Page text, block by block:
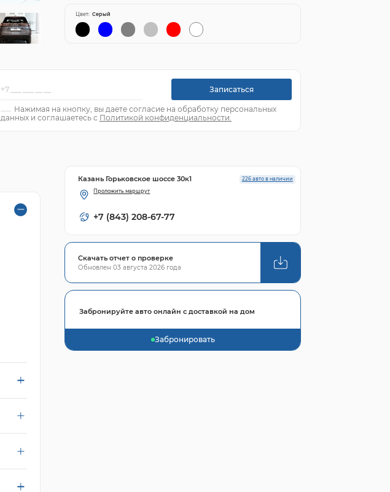
Цвет: Серый
Записаться
Нажимая на кнопку, вы даете согласие на обработку персональных
данных и соглашаетесь с Политикой конфиденциальности.
226 авто в наличии
Казань Горьковское шоссе 30к1
Проложить маршрут
+7 (843) 208-67-77
Скачать отчет о проверке
Обновлен 03 августа 2026 года
Забронируйте авто онлайн с доставкой на дом
Забронировать